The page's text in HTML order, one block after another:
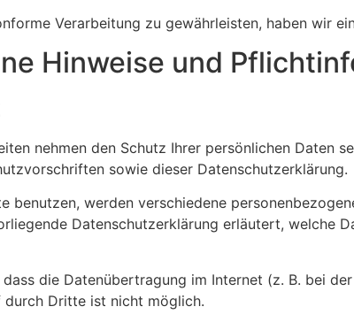
Verarbeitung zu gewährleisten, haben wir
Hinweise und
nehmen den Schutz Ihrer persönlichen Daten
sowie dieser Datenschutzerklärung.
benutzen, werden verschiedene
Datenschutzerklärung erläutert, welche
die Datenübertragung im Internet (z. B. bei
Dritte ist nicht möglich.